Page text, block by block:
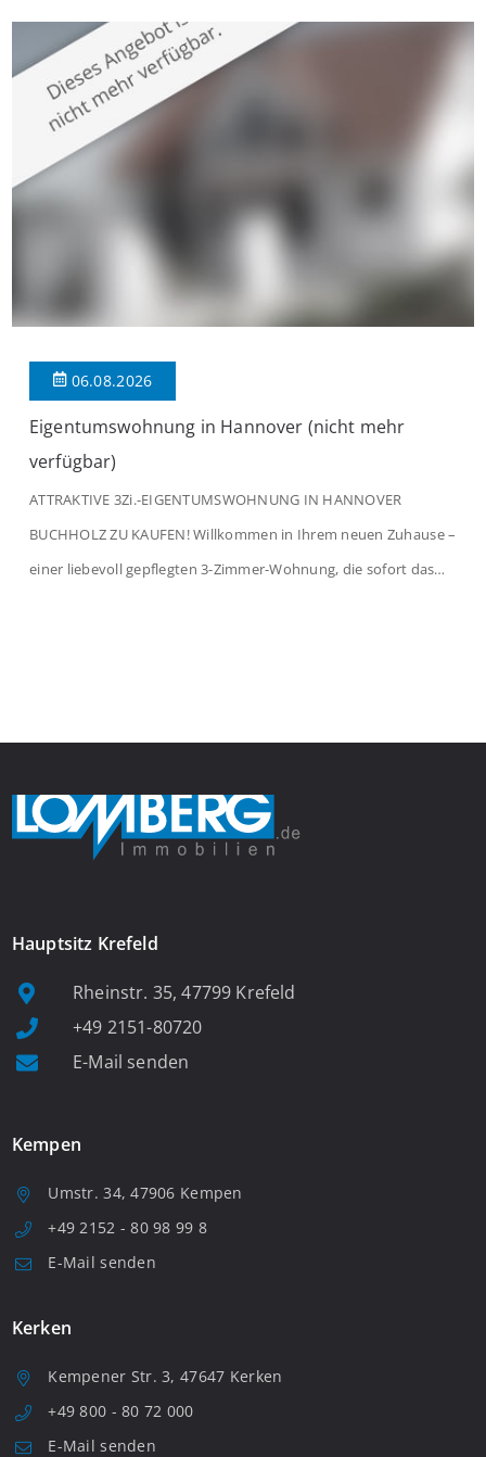
großzügige Räume und eine hochwertige Ausstattung, die
modernen Wohnkomfort mit einem stilvollen Ambiente
verbindet. Der […]
06.08.2026
Eigentumswohnung in Hannover (nicht mehr
verfügbar)
ATTRAKTIVE 3Zi.-EIGENTUMSWOHNUNG IN HANNOVER
BUCHHOLZ ZU KAUFEN! Willkommen in Ihrem neuen Zuhause –
einer liebevoll gepflegten 3-Zimmer-Wohnung, die sofort das
Hauptsitz Krefeld
Rheinstr. 35, 47799 Krefeld
+49 2151-80720
E-Mail senden
Kempen
Umstr. 34, 47906 Kempen
+49 2152 - 80 98 99 8
E-Mail senden
Kerken
Kempener Str. 3, 47647 Kerken
+49 800 - 80 72 000
E-Mail senden